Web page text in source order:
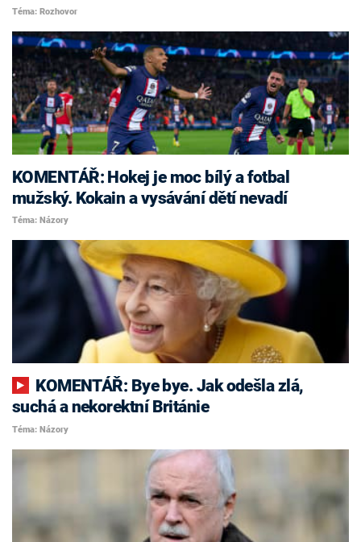
Téma: Rozhovor
KOMENTÁŘ: Hokej je moc bílý a fotbal
mužský. Kokain a vysávání dětí nevadí
Téma: Názory
suchá a nekorektní Británie
Téma: Názory